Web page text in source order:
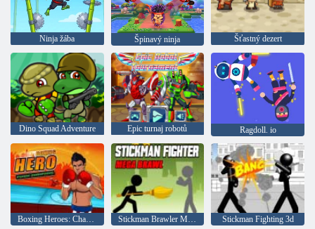
Ninja žába Špinavý ninja Šťastný dezert
Dino Squad Adventure Epic turnaj robotů Ragdoll. io
Boxing Heroes: Champion Kick Stickman Brawler Mega Fight Stickman Fighting 3d